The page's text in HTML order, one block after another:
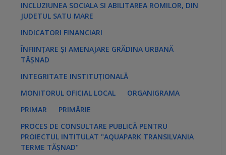
INCLUZIUNEA SOCIALA SI ABILITAREA ROMILOR, DIN
JUDETUL SATU MARE
INDICATORI FINANCIARI
ÎNFIINȚARE ȘI AMENAJARE GRĂDINA URBANĂ
TĂȘNAD
INTEGRITATE INSTITUȚIONALĂ
MONITORUL OFICIAL LOCAL
ORGANIGRAMA
PRIMAR
PRIMĂRIE
PROCES DE CONSULTARE PUBLICĂ PENTRU
PROIECTUL INTITULAT "AQUAPARK TRANSILVANIA
TERME TĂȘNAD"